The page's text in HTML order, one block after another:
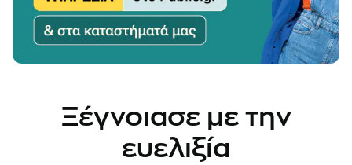
Ξέγνοιασε με την
ευελιξία